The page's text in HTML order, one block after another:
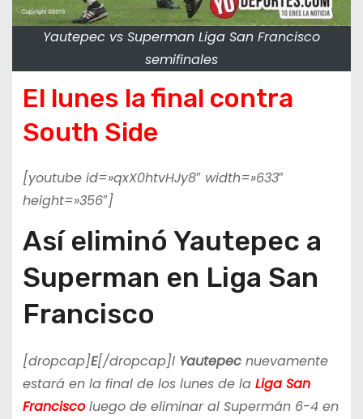
Yautepec vs Superman Liga San Francisco
semifinales
El lunes la final contra
South Side
[youtube id=»qxX0htvHJy8″ width=»633″
height=»356″]
Así eliminó Yautepec a
Superman en Liga San
Francisco
[dropcap]E[/dropcap]l Yautepecnuevamente
estará en la final de los lunes de la Liga San
Franciscoluego de eliminar al Supermán 6-4 en